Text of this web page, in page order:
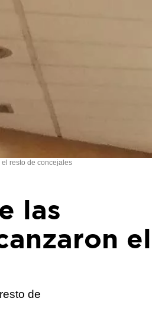
resto de concejales
las
el
de